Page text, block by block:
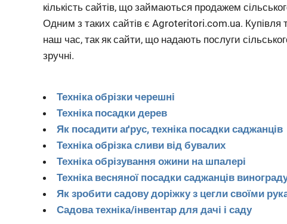
кількість сайтів, що займаються продажем
Одним з таких сайтів є Agroteritori.com.ua. Купівля
наш час, так як сайти, що надають послуги
зручні.
Техніка обрізки черешні
Техніка посадки дерев
Як посадити аґрус, техніка посадки саджанців
Техніка обрізка сливи від бувалих
Техніка обрізування ожини на шпалері
Техніка весняної посадки саджанців
Як зробити садову доріжку з цегли своїми
Садова техніка/інвентар для дачі і саду